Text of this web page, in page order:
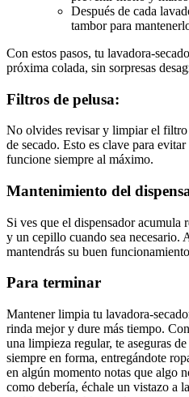
Después de cada
tambor para
Con estos pasos, tu lavadora-
próxima colada, sin sorpresas
Filtros de pelusa:
No olvides revisar y limpiar el filtro
de secado. Esto es clave para
funcione siempre al máximo.
Mantenimiento del
Si ves que el dispensador
y un cepillo cuando sea necesario.
mantendrás su buen
Para terminar
Mantener limpia tu lavadora-
rinda mejor y dure más tiempo.
una limpieza regular, te aseguras
siempre en forma, entregándote
en algún momento notas que algo
como debería, échale un vistazo a